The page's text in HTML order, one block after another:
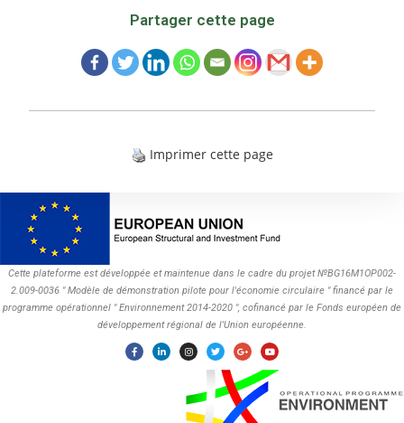
Partager cette page
Imprimer cette page
Cette plateforme est développée et maintenue dans le cadre du projet №BG16M1OP002-
2.009-0036 " Modèle de démonstration pilote pour l'économie circulaire " financé par le
programme opérationnel " Environnement 2014-2020 ", cofinancé par le Fonds européen de
développement régional de l'Union européenne.